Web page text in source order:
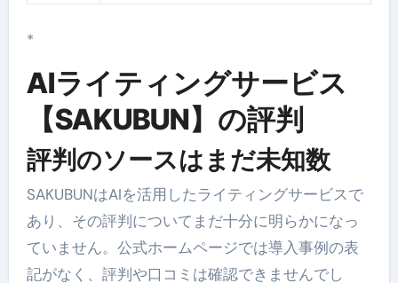
*
AIライティングサービス
【SAKUBUN】の評判
評判のソースはまだ未知数
SAKUBUNはAIを活用したライティングサービスで
あり、その評判についてまだ十分に明らかになっ
ていません。公式ホームページでは導入事例の表
記がなく、評判や口コミは確認できませんでし